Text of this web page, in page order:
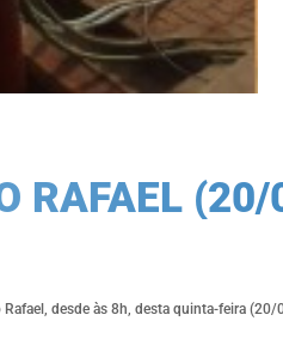
RAFAEL
desde às 8h, desta quinta-feira (20/